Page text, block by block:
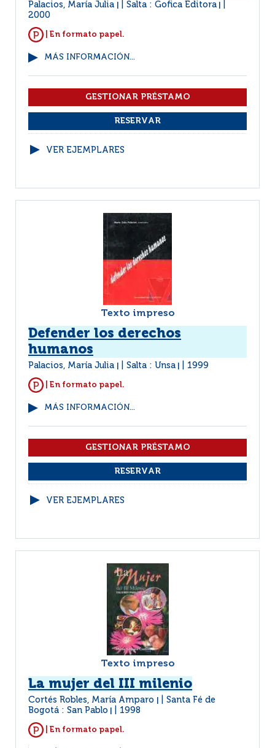
Palacios, María Julia Salta : Gofica Editora
2000
| En formato papel.
MÁS INFORMACIÓN...
VER EJEMPLARES
Texto impreso
Defender los derechos
humanos
Palacios, María Julia Salta : Unsa 1999
| En formato papel.
MÁS INFORMACIÓN...
VER EJEMPLARES
Texto impreso
La mujer del III milenio
Cortés Robles, María Amparo
Santa Fé de
Bogotá : San Pablo
1998
| En formato papel.